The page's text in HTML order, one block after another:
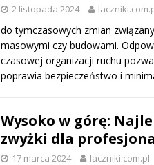
2 listopada 2024
do tymczasowych zmian
masowymi czy budowami.
czasowej organizacji ruchu
poprawia bezpieczeństwo i
Wysoko w górę:
zwyżki dla
17 marca 2024 laczniki.com.pl